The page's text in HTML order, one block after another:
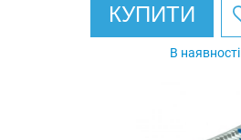
КУПИТИ
В наявності